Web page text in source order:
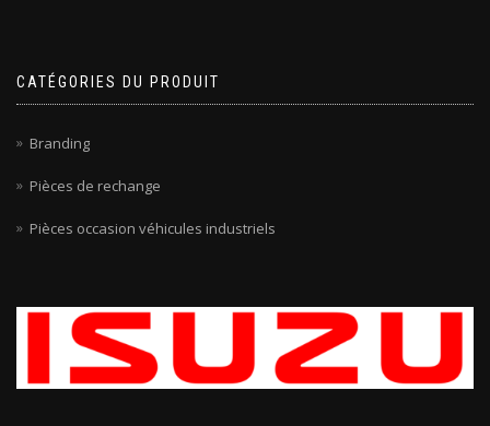
CATÉGORIES DU PRODUIT
Branding
Pièces de rechange
Pièces occasion véhicules industriels